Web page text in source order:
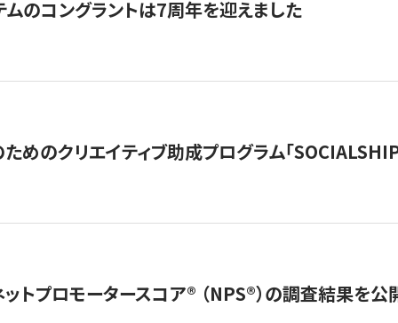
のコングラントは7周年を迎えました
めのクリエイティブ助成プログラム「
トプロモータースコア®︎ （NPS®︎）の調査結果を公